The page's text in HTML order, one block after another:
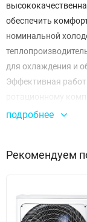
обеспечить
номинальной
для охлаждения и
Эффективная
ротационному
и обеспечивает
создавая
минимальном
подробнее
Рекомендуем